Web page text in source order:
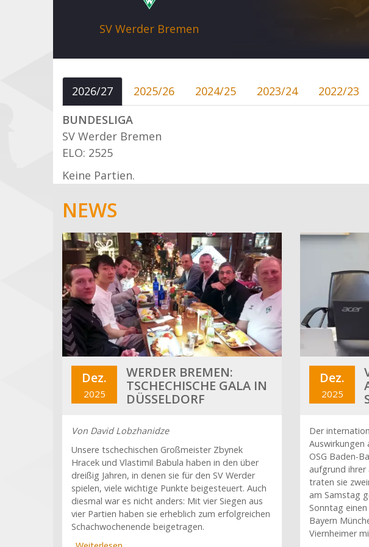
SV Werder Bremen
2026/27 2025/26 2024/25 2023/24 2022/23
BUNDESLIGA
SV Werder Bremen
ELO: 2525
Keine Partien.
NEWS
Dez.
2025
WERDER BREMEN:
TSCHECHISCHE GALA IN
DÜSSELDORF
Von David Lobzhanidze
Unsere tschechischen Großmeister Zbynek
Hracek und Vlastimil Babula haben in den über
dreißig Jahren, in denen sie für den SV Werder
spielen, viele wichtige Punkte beigesteuert. Auch
diesmal war es nicht anders: Mit vier Siegen aus
vier Partien haben sie erheblich zum erfolgreichen
Schachwochenende beigetragen.
Dez.
2025
Der
Auswirkungen
OSG Baden-
aufgrund
traten sie
am Samstag
Sonntag
Bayern
Viernheimer